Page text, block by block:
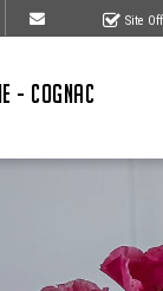
Site
- COGNAC